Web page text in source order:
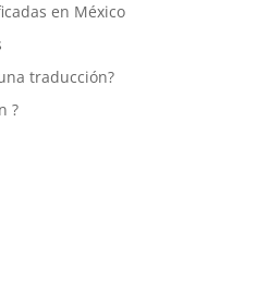
en México
traducción?
?